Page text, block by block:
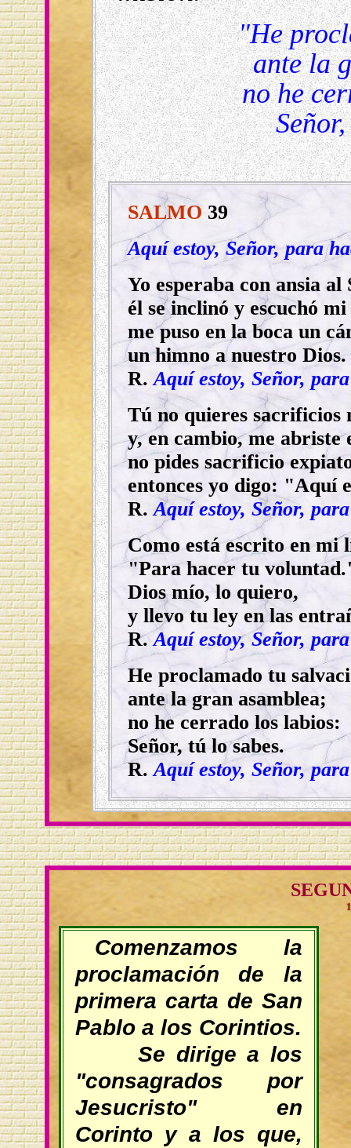
"He
ante la
no he
SALMO 39
Aquí estoy, Señor, para
Yo esperaba con ansia al
él se inclinó y escuchó
me puso en la boca un
un himno a nuestro Dios.
R.Aquí estoy, Señor,
Tú no quieres sacrificios
y, en cambio, me abriste
no pides sacrificio
entonces yo digo: "Aquí
R.Aquí estoy, Señor,
Como está escrito en mi
"Para hacer tu
Dios mío, lo quiero,
y llevo tu ley en las
R.Aquí estoy, Señor,
He proclamado tu
ante la gran asamblea;
no he cerrado los labios:
Señor, tú lo sabes.
R.Aquí estoy, Señor,
Comenzamos la
proclamación de la
primera carta de San
Pablo a los Corintios.
Se dirige a los
"consagrados por
Jesucristo" en
Corinto y a los que,